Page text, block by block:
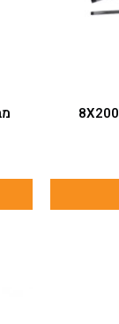
מברג דפיקה שטוח פרופקסן 8X200